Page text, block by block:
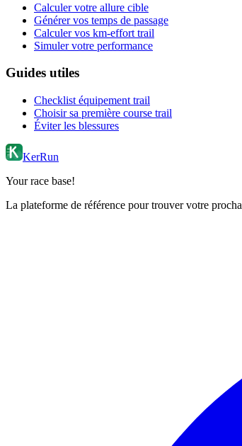
Calculer votre allure cible
Générer vos temps de passage
Calculer vos km-effort trail
Simuler votre performance
Guides utiles
Checklist équipement trail
Choisir sa première course trail
Éviter les blessures
KerRun
Your race base!
La plateforme de référence pour trouver votre